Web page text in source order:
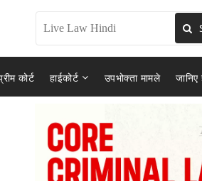
कोर्ट हाईकोर्ट उपभोक्ता मामले जानिए